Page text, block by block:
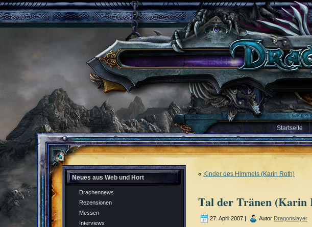
Startseite
Neues aus Web und Hort
Drachennews
Rezensionen
Messen
Interviews
« Kinder des Himmels (Karin Roth)
Tal der Tränen (Karin
27. April 2007 | Autor Dragonslayer